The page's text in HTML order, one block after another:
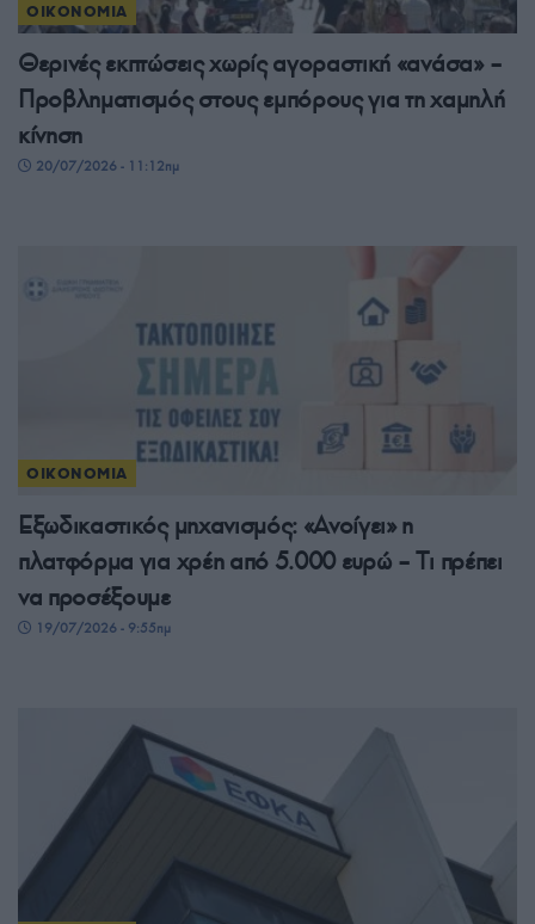
ΟΙΚΟΝΟΜΙΑ
Θερινές εκπτώσεις χωρίς αγοραστική «ανάσα» –
Προβληματισμός στους εμπόρους για τη χαμηλή
κίνηση
20/07/2026 - 11:12πμ
ΟΙΚΟΝΟΜΙΑ
Εξωδικαστικός μηχανισμός: «Ανοίγει» η
πλατφόρμα για χρέη από 5.000 ευρώ – Tι πρέπει
να προσέξουμε
19/07/2026 - 9:55πμ